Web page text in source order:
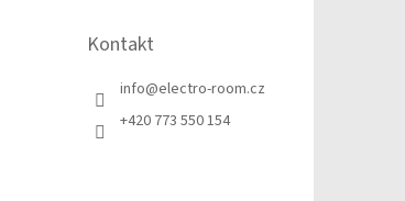
Kontakt
info@electro-room.cz
+420 773 550 154